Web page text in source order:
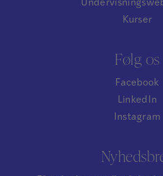
Kurser
Følg os
Facebook
LinkedIn
Instagram